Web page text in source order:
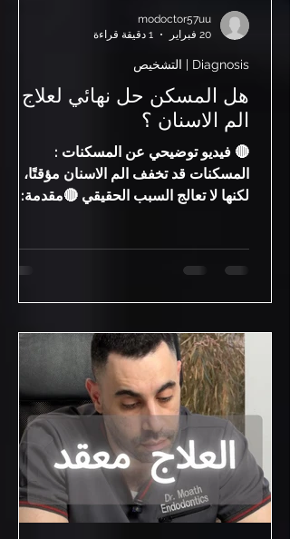
هل المسكن حل نهائي لعلاج
الم الاسنان ؟
🔴 فيديو توضيحي عن المسكنات :
المسكنات قد تخفف الم الاسنان مؤقتًا،
لكنها لا تعالج السبب الحقيقي 🔴مقدمة: ألم
مؤقت؟ 🔴 هل المسكن يعالج سبب الم
الاسنان، بل تعمل فقط على تخفيف
الإحساس به لفترة محدودة. تخفف الألم
مؤقتًا لا تعالج التسوس أو الالتهاب قد تخفي
المشكلة وتؤخر العلاج المسكن حل مؤقت
Diagnosis | التشخيص
modoctor57uu
20 فبراير
1 دقيقة قراءة